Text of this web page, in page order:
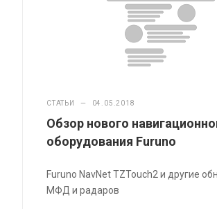
СТАТЬИ — 04.05.2018
Обзор нового
оборудования Furuno
Furuno NavNet TZTouch2 и другие
МФД и радаров